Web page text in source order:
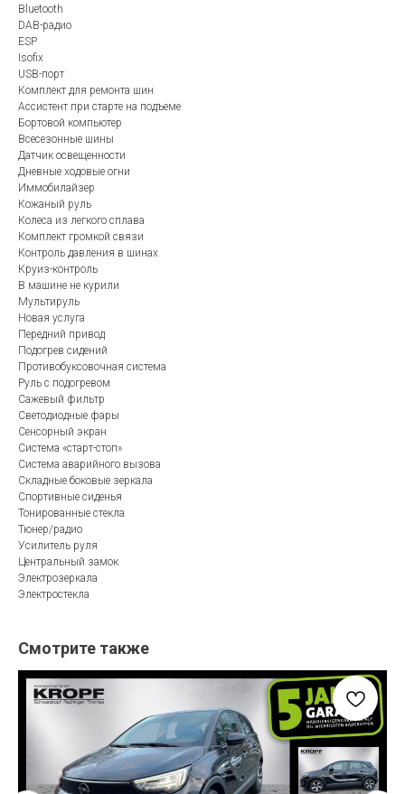
Bluetooth
DAB-радио
ESP
Isofix
USB-порт
Комплект для ремонта шин
Ассистент при старте на подъеме
Бортовой компьютер
Всесезонные шины
Датчик освещенности
Дневные ходовые огни
Иммобилайзер
Кожаный руль
Колеса из легкого сплава
Комплект громкой связи
Контроль давления в шинах
Круиз-контроль
В машине не курили
Мультируль
Новая услуга
Передний привод
Подогрев сидений
Противобуксовочная система
Руль с подогревом
Сажевый фильтр
Светодиодные фары
Сенсорный экран
Система «старт-стоп»
Система аварийного вызова
Складные боковые зеркала
Спортивные сиденья
Тонированные стекла
Тюнер/радио
Усилитель руля
Центральный замок
Электрозеркала
Электростекла
Смотрите также